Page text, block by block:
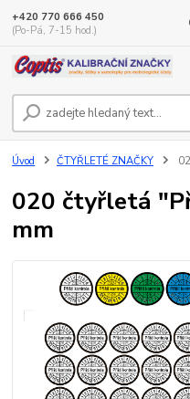
+420 770 666 450
(Po-Pá, 7-15 hod.)
Úvod ČTYŘLETÉ ZNAČKY
020 čtyřletá
mm